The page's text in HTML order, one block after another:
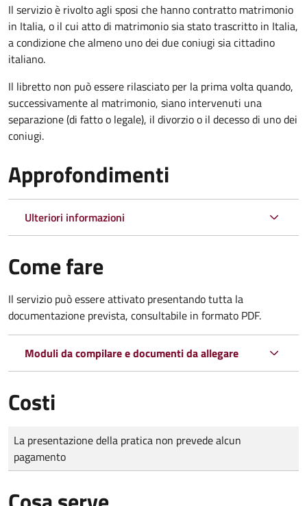
Il servizio è rivolto agli sposi che hanno contratto matrimonio
in Italia, o il cui atto di matrimonio sia stato trascritto in Italia,
a condizione che almeno uno dei due coniugi sia cittadino
italiano.
Il libretto non può essere rilasciato per la prima volta quando,
successivamente al matrimonio, siano intervenuti una
separazione (di fatto o legale), il divorzio o il decesso di uno dei
coniugi.
Approfondimenti
Ulteriori informazioni
Come fare
Il servizio può essere attivato presentando tutta la
documentazione prevista, consultabile in formato PDF.
Moduli da compilare e documenti da allegare
Costi
Tipo di pagamento
Importo
La presentazione della pratica non prevede alcun
pagamento